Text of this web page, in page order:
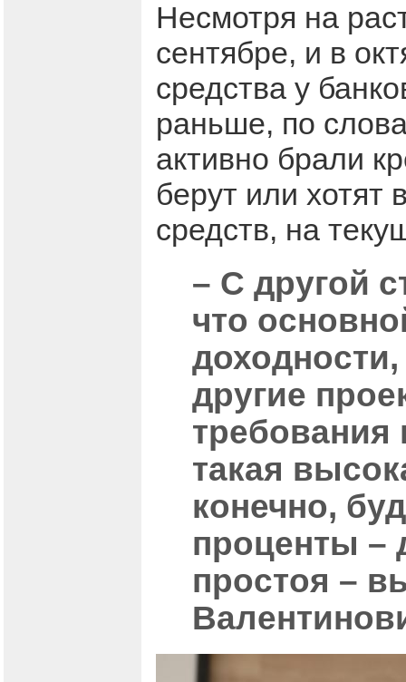
Несмотря на
сентябре, и в
средства у
раньше, по
активно брали
берут или хотят
средств, на
– С другой
что
другие
такая
конечно,
проценты –
простоя –